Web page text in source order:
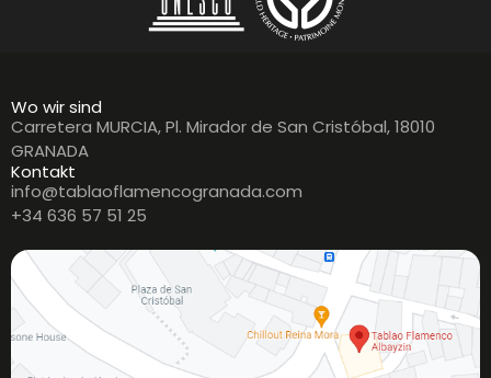
Wo wir sind
Carretera MURCIA, Pl. Mirador de San Cristóbal, 18010
GRANADA
Kontakt
info@tablaoflamencogranada.com
+34 636 57 51 25